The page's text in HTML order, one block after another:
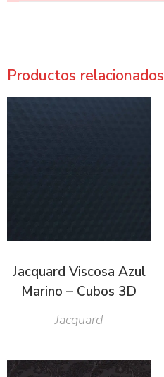
Productos relacionados
Jacquard Viscosa Azul
Marino – Cubos 3D
Jacquard